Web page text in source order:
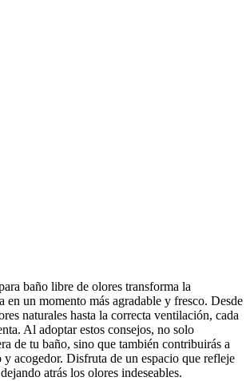
baño libre de olores transforma la
en un momento más agradable y fresco. Desde
naturales hasta la correcta ventilación, cada
Al adoptar estos consejos, no solo
de tu baño, sino que también contribuirás a
acogedor. Disfruta de un espacio que refleje
atrás los olores indeseables.